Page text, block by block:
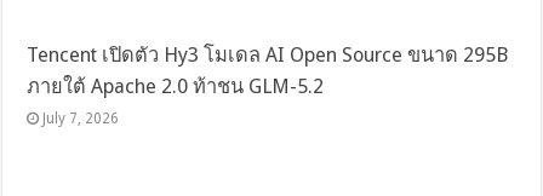
Tencent เปิดตัว Hy3 โมเดล AI Open Source ขนาด 295B
ภายใต้ Apache 2.0 ท้าชน GLM-5.2
July 7, 2026